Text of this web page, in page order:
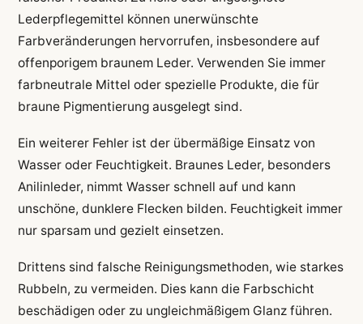
Lederpflegemittel können unerwünschte
Farbveränderungen hervorrufen, insbesondere auf
offenporigem braunem Leder. Verwenden Sie immer
farbneutrale Mittel oder spezielle Produkte, die für
braune Pigmentierung ausgelegt sind.
Ein weiterer Fehler ist der übermäßige Einsatz von
Wasser oder Feuchtigkeit. Braunes Leder, besonders
Anilinleder, nimmt Wasser schnell auf und kann
unschöne, dunklere Flecken bilden. Feuchtigkeit immer
nur sparsam und gezielt einsetzen.
Drittens sind falsche Reinigungsmethoden, wie starkes
Rubbeln, zu vermeiden. Dies kann die Farbschicht
beschädigen oder zu ungleichmäßigem Glanz führen.